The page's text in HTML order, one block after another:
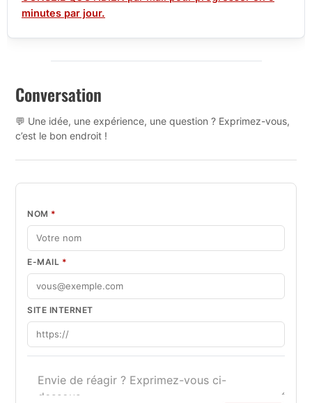
minutes par jour.
Conversation
💬 Une idée, une expérience, une question ? Exprimez-vous,
c’est le bon endroit !
NOM *
E-MAIL *
SITE INTERNET